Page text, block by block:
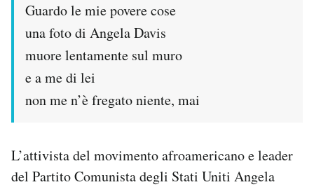
Cultura
Economia
Sport
NEWSLETTER
Guardo le mie povere cose
una foto di Angela Davis
muore lentamente sul muro
e a me di lei
non me n’è fregato niente, mai
L’attivista del movimento afroamericano e leader
del Partito Comunista degli Stati Uniti Angela